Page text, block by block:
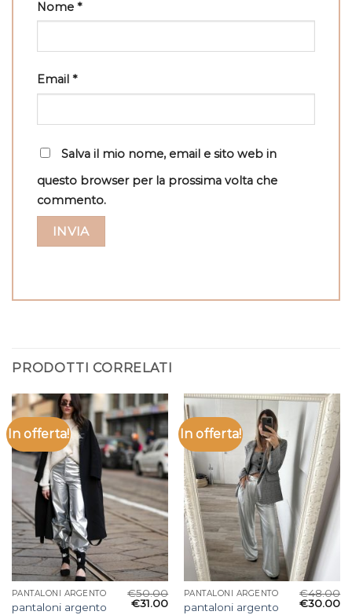
Nome *
Email *
Salva il mio nome, email e sito web in
questo browser per la prossima volta che
commento.
PRODOTTI CORRELATI
In offerta!
PANTALONI ARGENTO
pantaloni argento
€50.00
€31.00
In offerta!
PANTALONI ARGENTO
pantaloni argento
€48.00
€30.00